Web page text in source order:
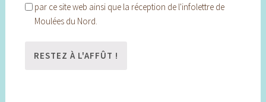
par ce site web ainsi que la réception de l'infolettre de
Moulées du Nord.